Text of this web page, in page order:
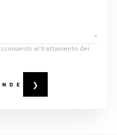
al trattamento dei
❯